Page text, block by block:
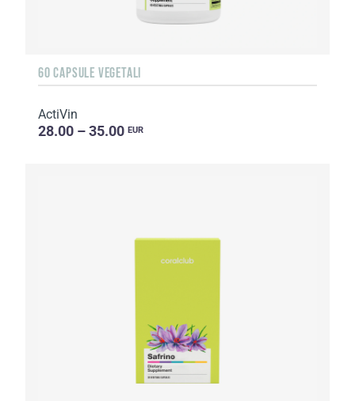
60 CAPSULE VEGETALI
ActiVin
28.00 – 35.00 EUR